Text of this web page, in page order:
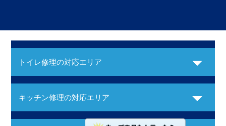
トイレ修理の対応エリア
キッチン修理の対応エリア